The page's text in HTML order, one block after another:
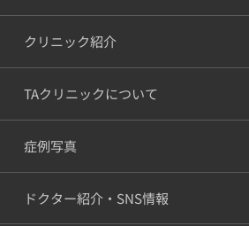
クリニック紹介
TAクリニックについて
症例写真
ドクター紹介・SNS情報